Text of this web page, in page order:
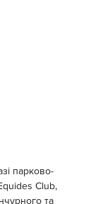
парково-
Club,
та